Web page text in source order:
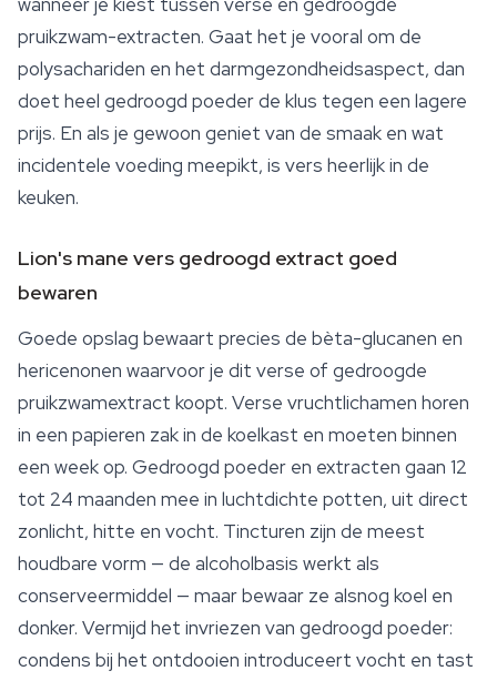
pruikzwam-extracten. Gaat het je vooral om de
polysachariden en het darmgezondheidsaspect, dan
doet heel gedroogd poeder de klus tegen een lagere
prijs. En als je gewoon geniet van de smaak en wat
incidentele voeding meepikt, is vers heerlijk in de
keuken.
Lion's mane vers gedroogd extract goed
bewaren
Goede opslag bewaart precies de bèta-glucanen en
hericenonen waarvoor je dit verse of gedroogde
pruikzwamextract koopt. Verse vruchtlichamen horen
in een papieren zak in de koelkast en moeten binnen
een week op. Gedroogd poeder en extracten gaan 12
tot 24 maanden mee in luchtdichte potten, uit direct
zonlicht, hitte en vocht. Tincturen zijn de meest
houdbare vorm — de alcoholbasis werkt als
conserveermiddel — maar bewaar ze alsnog koel en
donker. Vermijd het invriezen van gedroogd poeder:
condens bij het ontdooien introduceert vocht en tast